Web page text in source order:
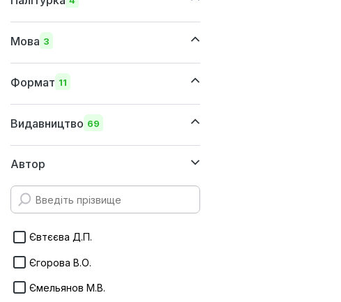
шкіряна
суперобкладинка
тверда
Мова 3
українська
англійська
Формат 11
170х260 мм
170х240 мм
Показати більше
Видавництво 69
Infotropic Media
Автор
Євтєєва Д.П.
Єгорова В.О.
Ємельянов М.В.